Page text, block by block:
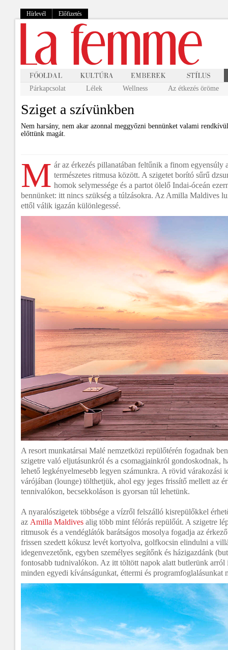
Hírlevél Előfizetés
Párkapcsolat Lélek Wellness Az étkezés öröme
Sziget a szívünkben
Nem harsány, nem akar azonnal meggyőzni bennünket valami
előttünk magát.
M ár az érkezés pillanatában feltűnik a finom egyensúly
természetes ritmusa között. A szigetet borító sűrű
homok selymessége és a partot ölelő Indai-óceán
bennünket: itt nincs szükség a túlzásokra. Az Amilla Maldives
ettől válik igazán különlegessé.
A resort munkatársai Malé nemzetközi repülőtérén fogadnak
szigetre való eljutásunkról és a csomagjainkról gondoskodnak,
lehető legkényelmesebb legyen számunkra. A rövid várakozási
várójában (lounge) tölthetjük, ahol egy jeges frissítő mellett az
tennivalókon, becsekkoláson is gyorsan túl lehetünk.
A nyaralószigetek többsége a vízről felszálló kisrepülőkkel
az Amilla Maldives alig több mint félórás repülőút. A szigetre
ritmusok és a vendéglátók barátságos mosolya fogadja az
frissen szedett kókusz levét kortyolva, golfkocsin elindulni a
idegenvezetőnk, egyben személyes segítőnk és házigazdánk
fontosabb tudnivalókon. Az itt töltött napok alatt butlerünk
minden egyedi kívánságunkat, éttermi és programfoglalásunkat